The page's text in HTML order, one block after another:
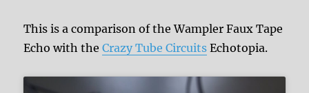
This is a comparison of the Wampler Faux Tape
Echo with theCrazy Tube Circuits Echotopia.